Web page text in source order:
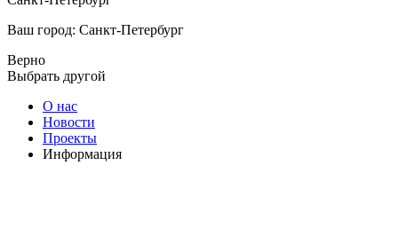
Ваш город: Санкт-Петербург
Верно
Выбрать другой
О нас
Новости
Проекты
Информация